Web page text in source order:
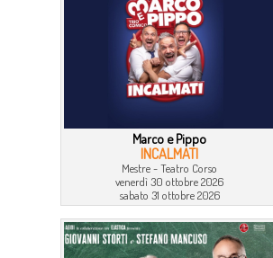
Marco e Pippo
INCALMATI
Mestre - Teatro Corso
venerdì 30 ottobre 2026
sabato 31 ottobre 2026